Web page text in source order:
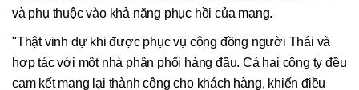
và phụ thuộc vào khả năng phục hồi của mạng.
"Thật vinh dự khi được phục vụ cộng đồng người Thái và
hợp tác với một nhà phân phối hàng đầu. Cả hai công ty đều
cam kết mang lại thành công cho khách hàng, khiến điều